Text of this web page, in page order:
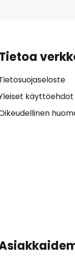
käyttöehdot